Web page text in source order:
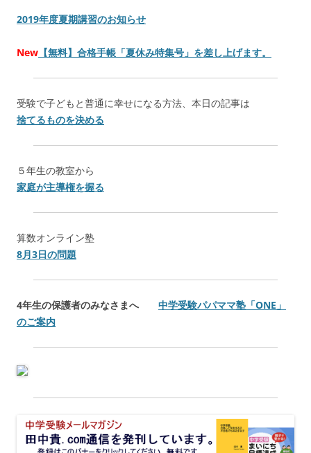
2019年度夏期講習のお知らせ
New 【無料】合格手帳「夏休み特集号」を差し上げます。
受験で子どもと普通に幸せになる方法、本日の記事は
捨てるものを決める
５年生の教室から
家庭が主導権を握る
算数オンライン塾
8月3日の問題
4年生の保護者のみなさまへ
中学受験パパママ塾「ONE」
のご案内